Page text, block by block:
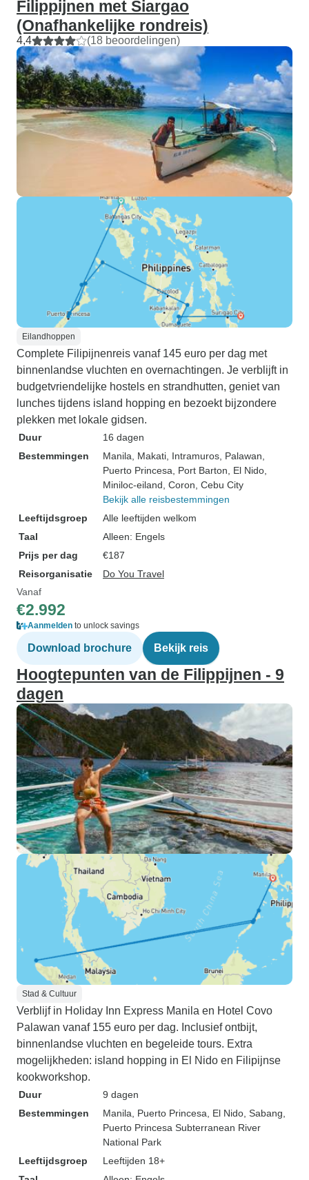
Filippijnen met Siargao
(Onafhankelijke rondreis)
4,4 (18 beoordelingen)
Eilandhoppen
Complete Filipijnenreis vanaf 145 euro per dag met
binnenlandse vluchten en overnachtingen. Je verblijft in
budgetvriendelijke hostels en strandhutten, geniet van
lunches tijdens island hopping en bezoekt bijzondere
plekken met lokale gidsen.
Duur
16 dagen
Bestemmingen
Manila , Makati , Intramuros , Palawan
Puerto Princesa , Port Barton , El Nido
Miniloc-eiland , Coron , Cebu City
Bekijk alle reisbestemmingen
Leeftijdsgroep
Alle leeftijden welkom
Taal
Alleen: Engels
Prijs per dag
€187
Reisorganisatie
Do You Travel
Vanaf
€2.992
Aanmelden to unlock savings
Download brochure Bekijk reis
Hoogtepunten van de Filippijnen - 9
dagen
Stad & Cultuur
Verblijf in Holiday Inn Express Manila en Hotel Covo
Palawan vanaf 155 euro per dag. Inclusief ontbijt,
binnenlandse vluchten en begeleide tours. Extra
mogelijkheden: island hopping in El Nido en Filipijnse
kookworkshop.
Duur
9 dagen
Bestemmingen
Manila , Puerto Princesa , El Nido , Sabang
Puerto Princesa Subterranean River
National Park
Leeftijdsgroep
Leeftijden 18+